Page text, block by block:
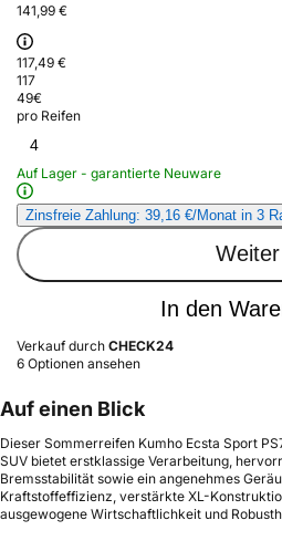
141,99 €
117,49 €
117
49€
pro Reifen
4
Auf Lager - garantierte Neuware
Zinsfreie Zahlung: 39,16 €/Monat in 3
Weiter
In den
Verkauf durch CHECK24
6 Optionen ansehen
Auf einen Blick
Dieser Sommerreifen Kumho Ecsta Sport
SUV bietet erstklassige Verarbeitung,
Bremsstabilität sowie ein angenehmes
Kraftstoffeffizienz, verstärkte XL-
ausgewogene Wirtschaftlichkeit und